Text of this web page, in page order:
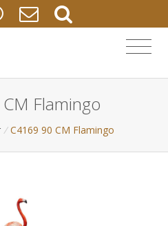
Flamingo
/ C4169 90 CM Flamingo